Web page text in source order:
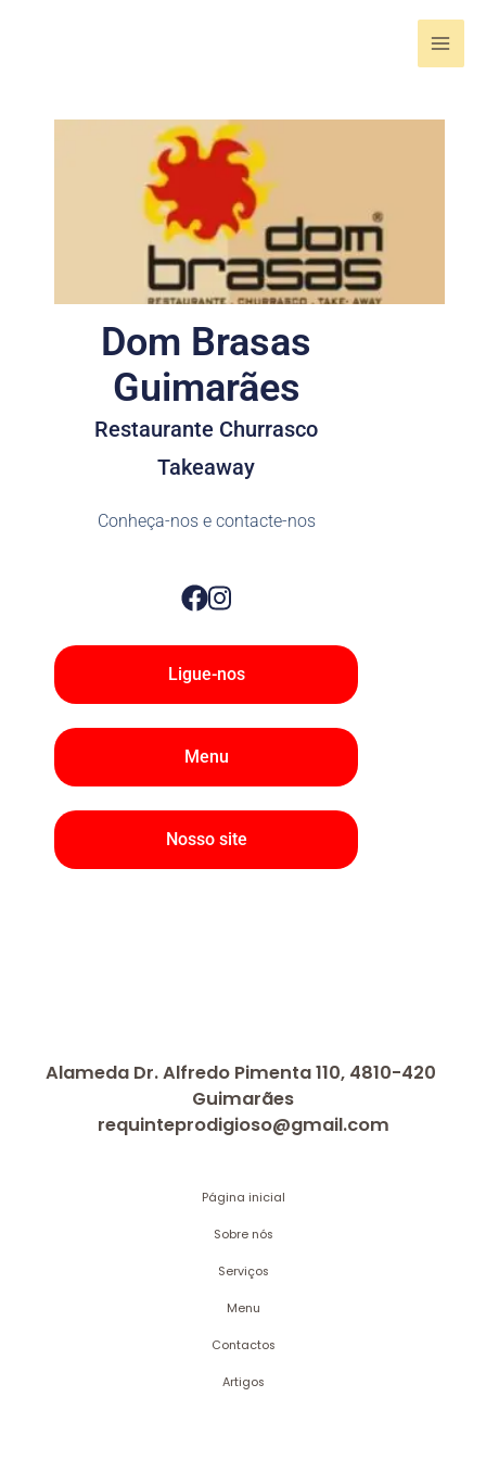
Dom Brasas
Guimarães
Restaurante Churrasco
Takeaway
Conheça-nos e contacte-nos
Ligue-nos
Menu
Nosso site
Alameda Dr. Alfredo Pimenta 110, 4810-420
Guimarães
requinteprodigioso@gmail.com
Página inicial
Sobre nós
Serviços
Menu
Contactos
Artigos